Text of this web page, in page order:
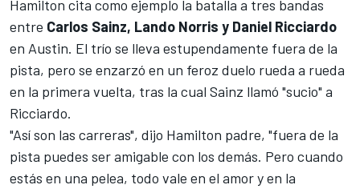
Hamilton cita como ejemplo la batalla a tres bandas
entre Carlos Sainz, Lando Norris y Daniel Ricciardo
en Austin. El trío se lleva estupendamente fuera de la
pista, pero se enzarzó en un feroz duelo rueda a rueda
en la primera vuelta, tras la cual Sainz llamó "sucio" a
Ricciardo.
"Así son las carreras", dijo Hamilton padre, "fuera de la
pista puedes ser amigable con los demás. Pero cuando
estás en una pelea, todo vale en el amor y en la